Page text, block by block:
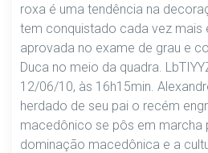
roxa é uma tendência na
tem conquistado cada vez mais
aprovada no exame de grau e
Duca no meio da quadra.
12/06/10, às 16h15min.
herdado de seu pai o recém
macedônico se pôs em marcha
dominação macedônica e a